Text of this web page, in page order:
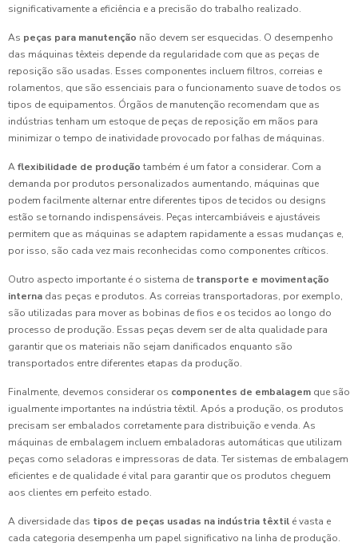
significativamente a eficiência e a precisão do trabalho realizado.
As peças para manutenção não devem ser esquecidas. O desempenho
das máquinas têxteis depende da regularidade com que as peças de
reposição são usadas. Esses componentes incluem filtros, correias e
rolamentos, que são essenciais para o funcionamento suave de todos os
tipos de equipamentos. Órgãos de manutenção recomendam que as
indústrias tenham um estoque de peças de reposição em mãos para
minimizar o tempo de inatividade provocado por falhas de máquinas.
Aflexibilidade de produção também é um fator a considerar. Com a
demanda por produtos personalizados aumentando, máquinas que
podem facilmente alternar entre diferentes tipos de tecidos ou designs
estão se tornando indispensáveis. Peças intercambiáveis e ajustáveis
permitem que as máquinas se adaptem rapidamente a essas mudanças e,
por isso, são cada vez mais reconhecidas como componentes críticos.
Outro aspecto importante é o sistema de transporte e movimentação
interna das peças e produtos. As correias transportadoras, por exemplo,
são utilizadas para mover as bobinas de fios e os tecidos ao longo do
processo de produção. Essas peças devem ser de alta qualidade para
garantir que os materiais não sejam danificados enquanto são
transportados entre diferentes etapas da produção.
Finalmente, devemos considerar os componentes de embalagem que são
igualmente importantes na indústria têxtil. Após a produção, os produtos
precisam ser embalados corretamente para distribuição e venda. As
máquinas de embalagem incluem embaladoras automáticas que utilizam
peças como seladoras e impressoras de data. Ter sistemas de embalagem
eficientes e de qualidade é vital para garantir que os produtos cheguem
aos clientes em perfeito estado.
A diversidade das tipos de peças usadas na indústria têxtil é vasta e
cada categoria desempenha um papel significativo na linha de produção.